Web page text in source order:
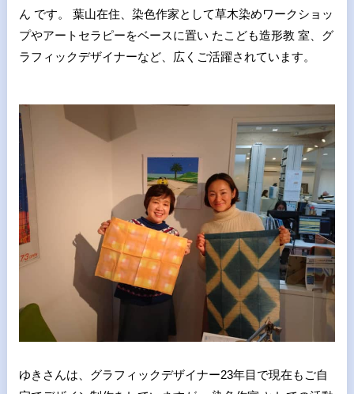
ん です。 葉山在住、染色作家として草木染めワークショッ
プやアートセラピーをベースに置い たこども造形教 室、グ
ラフィックデザイナーなど、広くご活躍されています。
ゆきさんは、グラフィックデザイナー23年目で現在もご自